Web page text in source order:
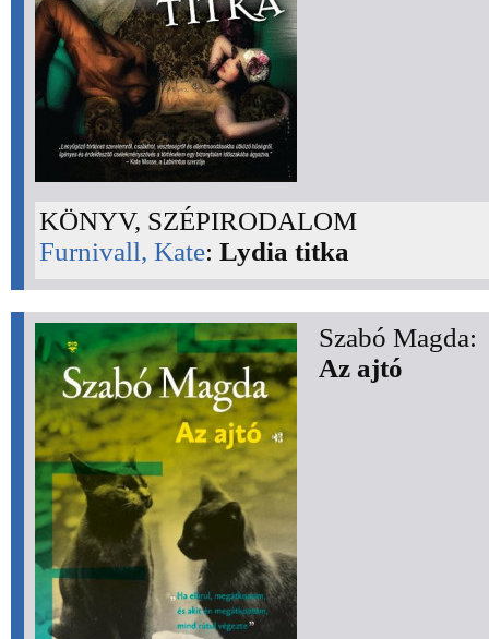
KÖNYV, SZÉPIRODALOM
Furnivall, Kate: Lydia titka
Szabó Magda:
Az ajtó